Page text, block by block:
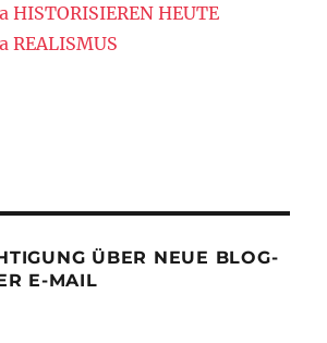
HISTORISIEREN HEUTE
REALISMUS
ÜBER NEUE BLOG-
E-MAIL